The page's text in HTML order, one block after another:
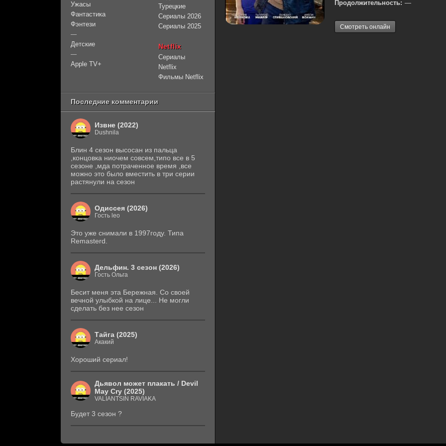
Продолжительность: —
Смотреть онлайн
Ужасы
Фантастика
Фэнтези
—
Детские
—
Apple TV+
Турецкие
Сериалы 2026
Сериалы 2025
Netflix
Сериалы
Netflix
Фильмы Netflix
Последние комментарии
Извне (2022)
Dushnila
Блин 4 сезон высосан из пальца
,концовка ниочем совсем,типо все в 5
сезоне ,мда потраченное время ,все
можно это было вместить в три серии
растянули на сезон
Одиссея (2026)
Гость leo
Это уже снимали в 1997году. Типа
Remasterd.
Дельфин. 3 сезон (2026)
Гость Ольга
Бесит меня эта Бережная. Со своей
вечной улыбкой на лице... Не могли
сделать без нее сезон
Тайга (2025)
Акакий
Хороший сериал!
Дьявол может плакать / Devil
May Cry (2025)
VALIANTSIN RAVIAKA
Будет 3 сезон ?